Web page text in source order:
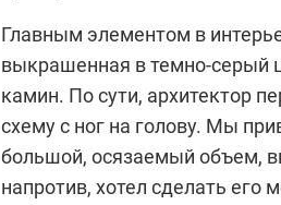
Главным элементом в
выкрашенная в темно-серый
камин. По сути, архитектор
схему с ног на голову. Мы
большой, осязаемый объем,
напротив, хотел сделать его